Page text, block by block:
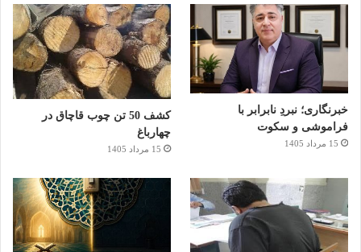
خبرنگاری؛ نبردِ نابرابر با
فراموشی و سکوت
15 مرداد 1405
کشف 50 تن چوب قاچاق در
چهارباغ
15 مرداد 1405